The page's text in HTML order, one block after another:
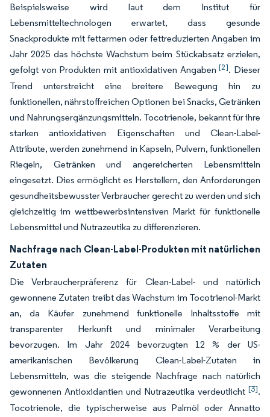
Beispielsweise wird laut dem Institut für
Lebensmitteltechnologen erwartet, dass gesunde
Snackprodukte mit fettarmen oder fettreduzierten Angaben im
Jahr 2025 das höchste Wachstum beim Stückabsatz erzielen,
gefolgt von Produkten mit antioxidativen Angaben[2]. Dieser
Trend unterstreicht eine breitere Bewegung hin zu
funktionellen, nährstoffreichen Optionen bei Snacks, Getränken
und Nahrungsergänzungsmitteln. Tocotrienole, bekannt für ihre
starken antioxidativen Eigenschaften und Clean-Label-
Attribute, werden zunehmend in Kapseln, Pulvern, funktionellen
Riegeln, Getränken und angereicherten Lebensmitteln
eingesetzt. Dies ermöglicht es Herstellern, den Anforderungen
gesundheitsbewusster Verbraucher gerecht zu werden und sich
gleichzeitig im wettbewerbsintensiven Markt für funktionelle
Lebensmittel und Nutrazeutika zu differenzieren.
Nachfrage nach Clean-Label-Produkten mit natürlichen
Zutaten
Die Verbraucherpräferenz für Clean-Label- und natürlich
gewonnene Zutaten treibt das Wachstum im Tocotrienol-Markt
an, da Käufer zunehmend funktionelle Inhaltsstoffe mit
transparenter Herkunft und minimaler Verarbeitung
bevorzugen. Im Jahr 2024 bevorzugten 12 % der US-
amerikanischen Bevölkerung Clean-Label-Zutaten in
Lebensmitteln, was die steigende Nachfrage nach natürlich
gewonnenen Antioxidantien und Nutrazeutika verdeutlicht [3].
Tocotrienole, die typischerweise aus Palmöl oder Annatto